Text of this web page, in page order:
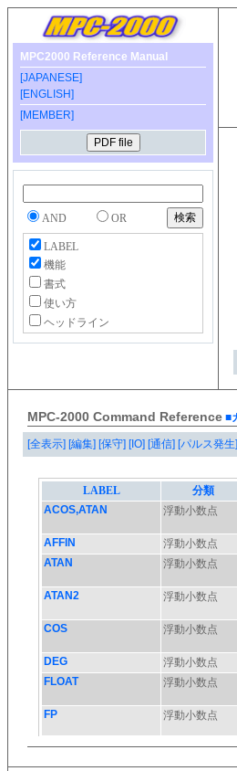
MPC2000 Reference Manual
[JAPANESE]
[ENGLISH]
[MEMBER]
AND OR
LABEL
機能
書式
使い方
ヘッドライン
MPC-2000 Command Reference ■
[全表示] [編集] [保守] [IO] [通信] [パルス発生]